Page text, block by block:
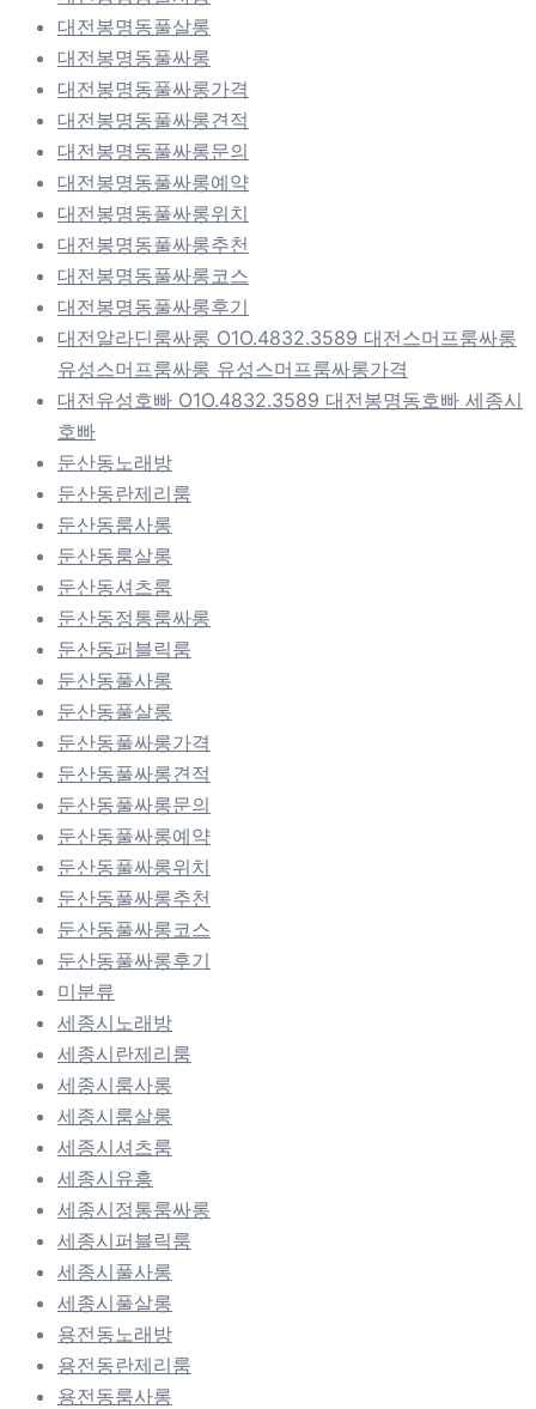
대전봉명동풀살롱
대전봉명동풀싸롱
대전봉명동풀싸롱가격
대전봉명동풀싸롱견적
대전봉명동풀싸롱문의
대전봉명동풀싸롱예약
대전봉명동풀싸롱위치
대전봉명동풀싸롱추천
대전봉명동풀싸롱코스
대전봉명동풀싸롱후기
대전알라딘룸싸롱 O1O.4832.3589 대전스머프룸싸롱
유성스머프룸싸롱 유성스머프룸싸롱가격
대전유성호빠 O1O.4832.3589 대전봉명동호빠 세종시
호빠
둔산동노래방
둔산동란제리룸
둔산동룸사롱
둔산동룸살롱
둔산동셔츠룸
둔산동정통룸싸롱
둔산동퍼블릭룸
둔산동풀사롱
둔산동풀살롱
둔산동풀싸롱가격
둔산동풀싸롱견적
둔산동풀싸롱문의
둔산동풀싸롱예약
둔산동풀싸롱위치
둔산동풀싸롱추천
둔산동풀싸롱코스
둔산동풀싸롱후기
미분류
세종시노래방
세종시란제리룸
세종시룸사롱
세종시룸살롱
세종시셔츠룸
세종시유흥
세종시정통룸싸롱
세종시퍼블릭룸
세종시풀사롱
세종시풀살롱
용전동노래방
용전동란제리룸
용전동룸사롱